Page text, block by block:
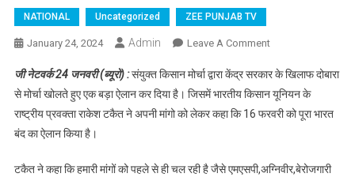
NATIONAL Uncategorized ZEE PUNJAB TV
January 24, 2024 Admin Leave A CommentOn भारतीय किसान
टकैट ने किया इस
दिन भारत बंद का
ऐलान,पढ़े
जी नेटवर्क 24 जनवरी (ब्यूरो) :संयुक्त किसान मोर्चा द्वारा केंद्र सरकार के खिलाफ दोबारा
से मोर्चा खोलते हुए एक बड़ा ऐलान कर दिया है। जिसमें भारतीय किसान यूनियन के
राष्ट्रीय प्रवक्ता राकेश टकैत ने अपनी मांगो को लेकर कहा कि 16 फरवरी को पूरा भारत
बंद का ऐलान किया है।
टकैत ने कहा कि हमारी मांगों को पहले से ही चल रही है जैसे एमएसपी,अग्निवीर,बेरोजगारी